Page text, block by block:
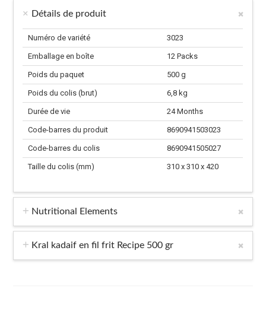
Détails de produit
Numéro de variété 3023
Emballage en boîte 12 Packs
Poids du paquet 500 g
Poids du colis (brut) 6,8 kg
Durée de vie 24 Months
Code-barres du produit 8690941503023
Code-barres du colis 8690941505027
Taille du colis (mm) 310 x 310 x 420
Nutritional Elements
Kral kadaif en fil frit Recipe 500 gr